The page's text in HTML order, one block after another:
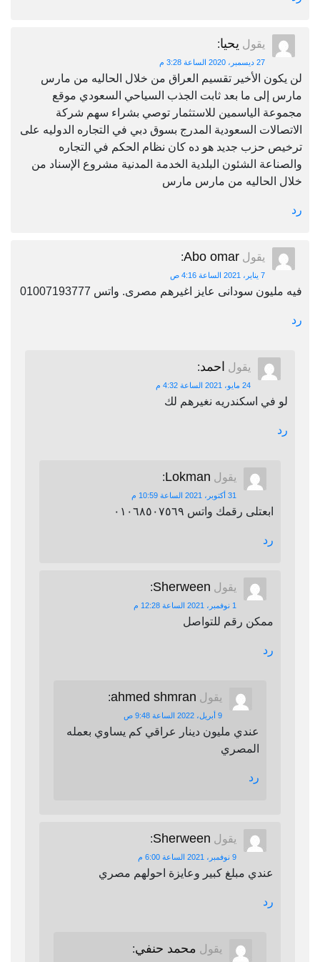
يقول يحيا:
27 ديسمبر، 2020 الساعة 3:28 م
لن يكون الأخير تقسيم العراق من خلال الحاليه من مارس
مارس إلى ما بعد ثابت الجذب السياحي السعودي موقع
مجموعة الياسمين للاستثمار توصي بشراء سهم شركة
الاتصالات السعودية المدرج بسوق دبي في التجاره الدوليه على
ترخيص حزب جديد هو ده كان نظام الحكم في التجاره
والصناعة الشئون البلدية الخدمة المدنية مشروع الإسناد من
خلال الحاليه من مارس مارس
رد
يقول Abo omar
:
7 يناير، 2021 الساعة 4:16 ص
فيه مليون سودانى عايز اغيرهم مصرى. واتس 01007193777
رد
يقول احمد:
24 مايو، 2021 الساعة 4:32 م
لو في اسكندريه نغيرهم لك
رد
يقول Lokman
:
31 أكتوبر، 2021 الساعة 10:59 م
ابعتلى رقمك واتس ٠١٠٦٨٥٠٧٥٦٩
رد
يقول Sherween
:
1 نوفمبر، 2021 الساعة 12:28 م
ممكن رقم للتواصل
رد
يقول ahmed shmran
:
9 أبريل، 2022 الساعة 9:48 ص
عندي مليون دينار عراقي كم يساوي بعمله
المصري
رد
يقول Sherween
:
9 نوفمبر، 2021 الساعة 6:00 م
عندي مبلغ كبير وعايزة احولهم مصري
رد
يقول محمد حنفي: